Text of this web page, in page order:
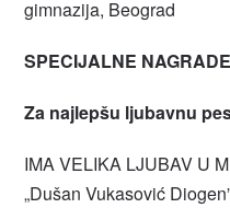
gimnazija, Beograd
SPECIJALNE NAGRADE
Za najlepšu ljubavnu
IMA VELIKA LJUBAV U
„Dušan Vukasović